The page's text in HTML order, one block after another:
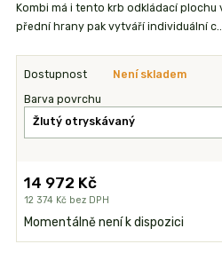
Kombi má i tento krb odkládací plochu
přední hrany pak vytváří individuální c...
Dostupnost Není skladem
Barva povrchu
14 972 Kč
12 374 Kč bez DPH
Momentálně není k dispozici